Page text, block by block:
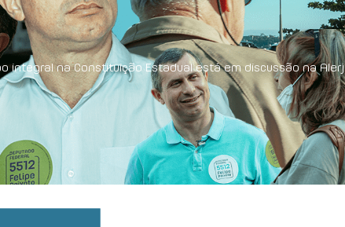
integral na Constituição Estadual está em discussão na Alerj